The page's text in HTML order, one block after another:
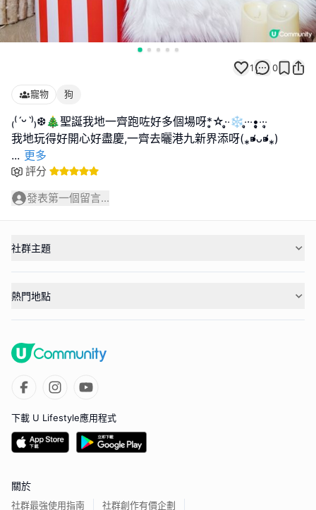
1 0
寵物 狗
₍⁽ˊᵕˋ⁾₎❆🎄聖誕我地一齊跑咗好多個場呀*̣̥☆·͙̥‧❄‧̩̥·‧•̥̩̥͙‧·‧̩̥
... 更多
評分
發表第一個留言...
社群主題
熱門地點
下載 U Lifestyle應用程式
關於
社群最強使用指南 社群創作有價企劃